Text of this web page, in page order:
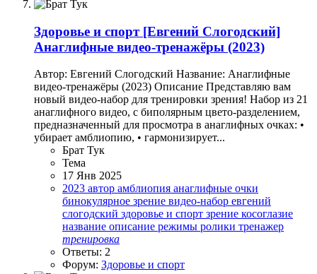
Здоровье и спорт [Евгений Слогодский]
Анаглифные видео-тренажёры (2023)
Автор: Евгений Слогодский Название: Анаглифные
видео-тренажёры (2023) Описание Представляю вам
новый видео-набор для тренировки зрения! Набор из 21
анаглифного видео, с биполярным цвето-разделением,
предназначенный для просмотра в анаглифных очках: •
убирает амблиопию, • гармонизирует...
Брат Тук
Тема
17 Янв 2025
2023 автор амблиопия анаглифные очки
бинокулярное зрение видео-набор евгений
слогодский здоровье и спорт зрение косоглазие
название описание режимы ролики тренажер
тренировка
Ответы: 2
Форум: Здоровье и спорт